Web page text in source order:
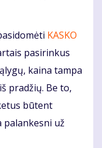
KASKO
pasirinkus
kaina tampa
pradžių. Be to,
būtent
palankesni už